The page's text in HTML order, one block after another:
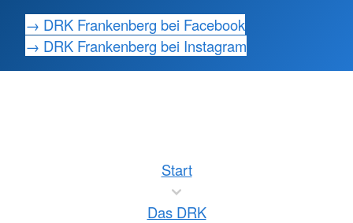
→ DRK Frankenberg bei Facebook
→ DRK Frankenberg bei Instagram
Start
Das DRK